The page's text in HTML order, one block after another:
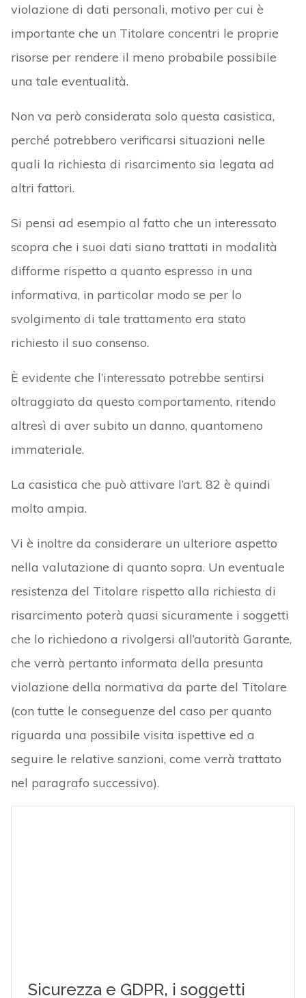
violazione di dati personali, motivo per cui è
importante che un Titolare concentri le proprie
risorse per rendere il meno probabile possibile
una tale eventualità.
Non va però considerata solo questa casistica,
perché potrebbero verificarsi situazioni nelle
quali la richiesta di risarcimento sia legata ad
altri fattori.
Si pensi ad esempio al fatto che un interessato
scopra che i suoi dati siano trattati in modalità
difforme rispetto a quanto espresso in una
informativa, in particolar modo se per lo
svolgimento di tale trattamento era stato
richiesto il suo consenso.
È evidente che l’interessato potrebbe sentirsi
oltraggiato da questo comportamento, ritendo
altresì di aver subito un danno, quantomeno
immateriale.
La casistica che può attivare l’art. 82 è quindi
molto ampia.
Vi è inoltre da considerare un ulteriore aspetto
nella valutazione di quanto sopra. Un eventuale
resistenza del Titolare rispetto alla richiesta di
risarcimento poterà quasi sicuramente i soggetti
che lo richiedono a rivolgersi all’autorità Garante,
che verrà pertanto informata della presunta
violazione della normativa da parte del Titolare
(con tutte le conseguenze del caso per quanto
riguarda una possibile visita ispettive ed a
seguire le relative sanzioni, come verrà trattato
nel paragrafo successivo).